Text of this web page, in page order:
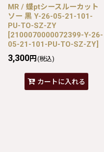
MR / 蝶ptシースルーカット
ソー 黒 Y-26-05-21-101-
PU-TO-SZ-ZY
[2100070000072399-Y-26-
05-21-101-PU-TO-SZ-ZY]
3,300円 (税込)
カートに入れる